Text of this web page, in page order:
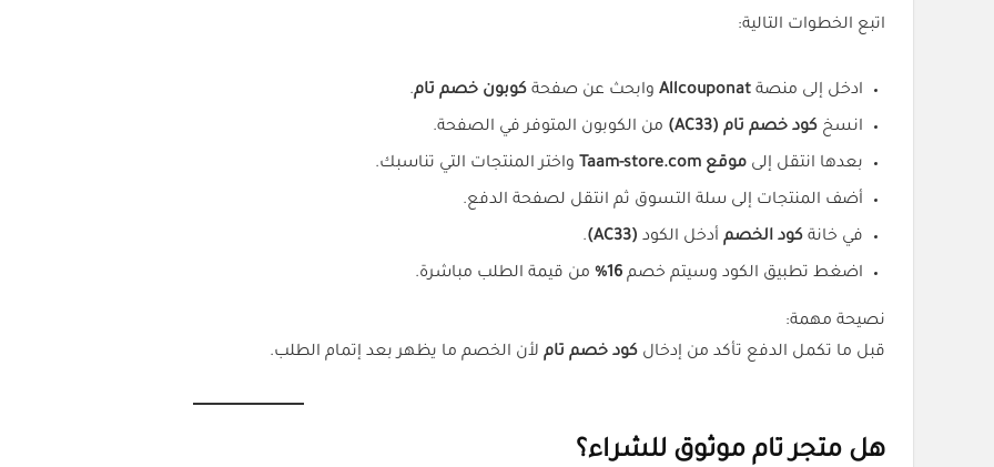
اتبع الخطوات التالية:
ادخل إلى منصة Allcouponat وابحث عن صفحة كوبون خصم تام.
انسخ كود خصم تام (AC33) من الكوبون المتوفر في الصفحة.
بعدها انتقل إلى موقع Taam-store.com واختر المنتجات التي تناسبك.
أضف المنتجات إلى سلة التسوق ثم انتقل لصفحة الدفع.
في خانة كود الخصم أدخل الكود (AC33)
.
اضغط تطبيق الكود وسيتم خصم 16% من قيمة الطلب مباشرة.
نصيحة مهمة:
قبل ما تكمل الدفع تأكد من إدخال كود خصم تام لأن الخصم ما يظهر بعد إتمام الطلب.
هل متجر تام موثوق للشراء؟